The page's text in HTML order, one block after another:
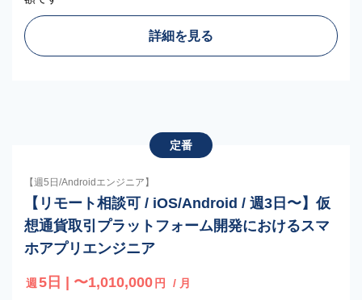
詳細を見る
定番
【週5日/Androidエンジニア】
【リモート相談可 / iOS/Android / 週3日〜】仮
想通貨取引プラットフォーム開発におけるスマ
ホアプリエンジニア
週 5日 | 〜1,010,000 円 / 月